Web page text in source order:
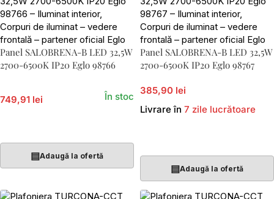
Panel SALOBRENA-B LED 32,5W
2700-6500K IP20 Eglo 98766
749,91 lei În stoc
▤Adaugă la ofertă
Panel SALOBRENA-B LED 32,5W
2700-6500K IP20 Eglo 98767
385,90 lei
Livrare în 7 zile lucrătoare
▤Adaugă la ofertă